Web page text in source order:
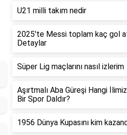
U21 milli takım nedir
2025'te Messi toplam kaç gol
Detaylar
Süper Lig maçlarını nasıl izlerim
Aşırtmalı Aba Güreşi Hangi
Bir Spor Daldır?
1956 Dünya Kupasını kim